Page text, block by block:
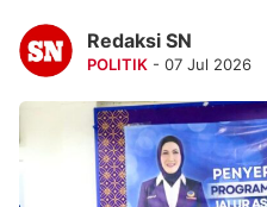
Redaksi SN
POLITIK - 07 Jul 2026